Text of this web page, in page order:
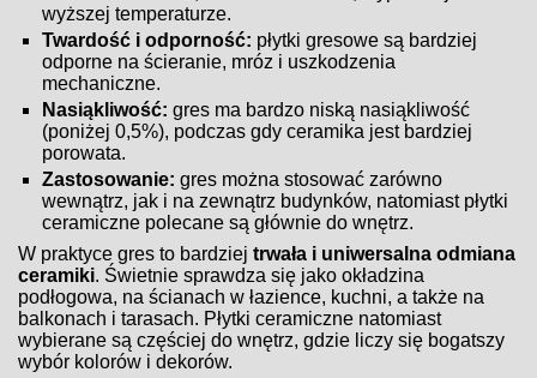
wyższej temperaturze.
Twardość i odporność: płytki gresowe są bardziej
odporne na ścieranie, mróz i uszkodzenia
mechaniczne.
Nasiąkliwość: gres ma bardzo niską nasiąkliwość
(poniżej 0,5%), podczas gdy ceramika jest bardziej
porowata.
Zastosowanie: gres można stosować zarówno
wewnątrz, jak i na zewnątrz budynków, natomiast płytki
ceramiczne polecane są głównie do wnętrz.
W praktyce gres to bardziejtrwała i uniwersalna odmiana
ceramiki. Świetnie sprawdza się jako okładzina
podłogowa, na ścianach w łazience, kuchni, a także na
balkonach i tarasach. Płytki ceramiczne natomiast
wybierane są częściej do wnętrz, gdzie liczy się bogatszy
wybór kolorów i dekorów.